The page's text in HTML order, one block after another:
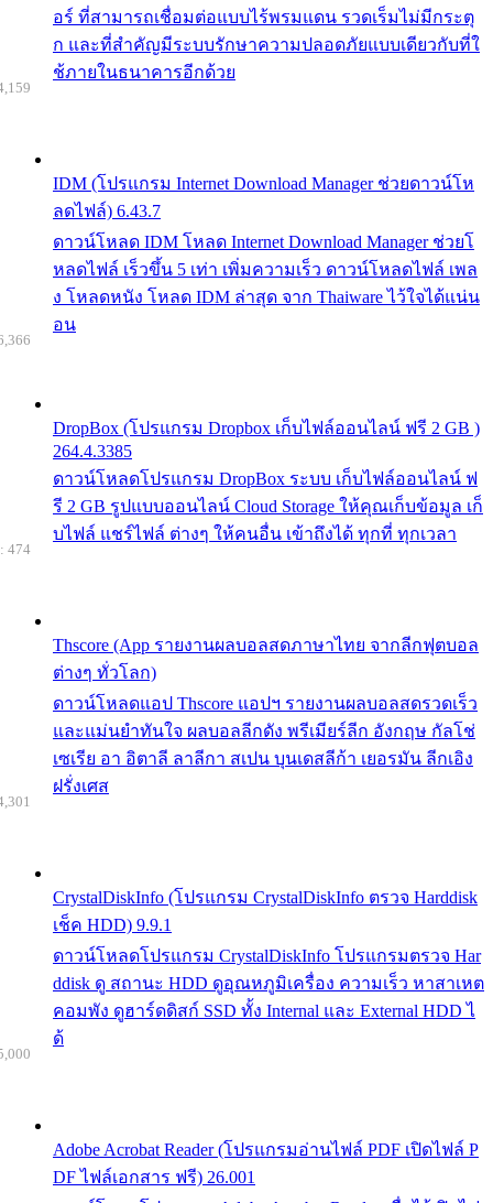
อร์ ที่สามารถเชื่อมต่อแบบไร้พรมแดน รวดเร็มไม่มีกระตุ
ก และที่สำคัญมีระบบรักษาความปลอดภัยแบบเดียวกับที่ใ
ช้ภายในธนาคารอีกด้วย
IDM (โปรแกรม Internet Download Manager ช่วยดาวน์โห
ลดไฟล์) 6.43.7
ดาวน์โหลด IDM โหลด Internet Download Manager ช่วยโ
หลดไฟล์ เร็วขึ้น 5 เท่า เพิ่มความเร็ว ดาวน์โหลดไฟล์ เพล
ง โหลดหนัง โหลด IDM ล่าสุด จาก Thaiware ไว้ใจได้แน่น
อน
DropBox (โปรแกรม Dropbox เก็บไฟล์ออนไลน์ ฟรี 2 GB )
264.4.3385
ดาวน์โหลดโปรแกรม DropBox ระบบ เก็บไฟล์ออนไลน์ ฟ
รี 2 GB รูปแบบออนไลน์ Cloud Storage ให้คุณเก็บข้อมูล เก็
บไฟล์ แชร์ไฟล์ ต่างๆ ให้คนอื่น เข้าถึงได้ ทุกที่ ทุกเวลา
Thscore (App รายงานผลบอลสดภาษาไทย จากลีกฟุตบอล
ต่างๆ ทั่วโลก)
ดาวน์โหลดแอป Thscore แอปฯ รายงานผลบอลสดรวดเร็ว
และแม่นยำทันใจ ผลบอลลีกดัง พรีเมียร์ลีก อังกฤษ กัลโช่
เซเรีย อา อิตาลี ลาลีกา สเปน บุนเดสลีก้า เยอรมัน ลีกเอิง
ฝรั่งเศส
474
CrystalDiskInfo (โปรแกรม CrystalDiskInfo ตรวจ Harddisk
เช็ค HDD) 9.9.1
ดาวน์โหลดโปรแกรม CrystalDiskInfo โปรแกรมตรวจ Har
ddisk ดู สถานะ HDD ดูอุณหภูมิเครื่อง ความเร็ว หาสาเหต
คอมพัง ดูฮาร์ดดิสก์ SSD ทั้ง Internal และ External HDD ไ
ด้
Adobe Acrobat Reader (โปรแกรมอ่านไฟล์ PDF เปิดไฟล์ P
DF ไฟล์เอกสาร ฟรี) 26.001